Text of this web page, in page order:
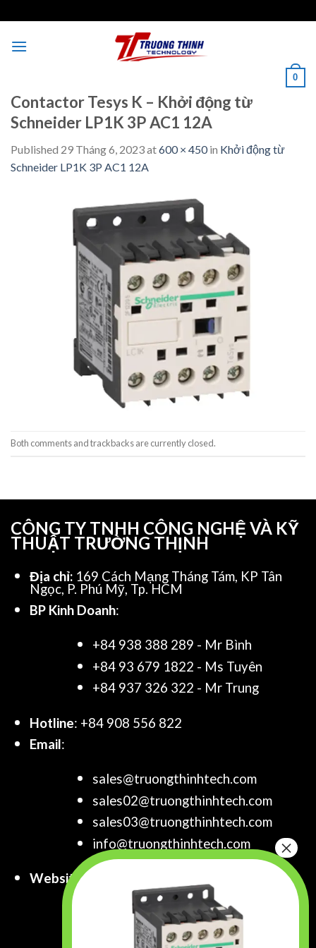
to
content
0
Contactor Tesys K – Khởi động từ
Schneider LP1K 3P AC1 12A
Published 29 Tháng 6, 2023at600 × 450in Khởi động từ
Schneider LP1K 3P AC1 12A
Both comments and trackbacks are currently closed.
CÔNG TY TNHH CÔNG NGHỆ VÀ KỸ
THUẬT TRƯỜNG THỊNH
Địa chỉ: 169 Cách Mạng Tháng Tám, KP Tân
Ngọc, P. Phú Mỹ, Tp. HCM
BP Kinh Doanh:
+84 938 388 289 - Mr Bình
+84 93 679 1822 - Ms Tuyên
+84 937 326 322 - Mr Trung
Hotline: +84 908 556 822
Email:
sales@truongthinhtech.com
sales02@truongthinhtech.com
sales03@truongthinhtech.com
info@truongthinhtech.com
Website:
www.truongthinhtech.com
www.components.com.vn